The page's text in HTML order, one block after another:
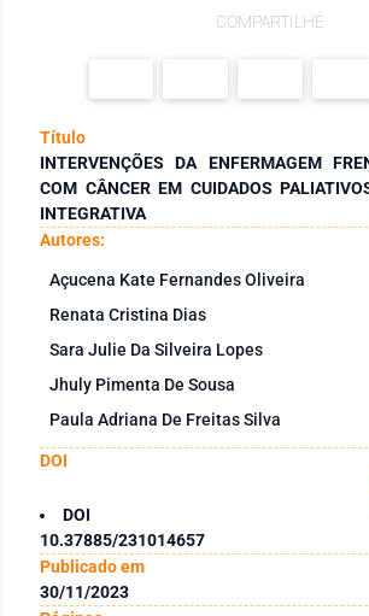
COMPARTILHE
Título
INTERVENÇÕES DA ENFERMAGEM
COM CÂNCER EM CUIDADOS
INTEGRATIVA
Autores:
Açucena Kate Fernandes Oliveira
Renata Cristina Dias
Sara Julie Da Silveira Lopes
Jhuly Pimenta De Sousa
Paula Adriana De Freitas Silva
DOI
DOI
10.37885/231014657
Publicado em
30/11/2023